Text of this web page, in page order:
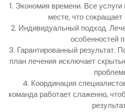
1. Экономия времени. Все
месте, что сокращает
2. Индивидуальный подход.
особенностей
3. Гарантированный результат.
план лечения исключает
4. Координация
команда работает слаженно,